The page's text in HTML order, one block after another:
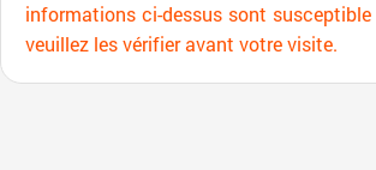
informations ci-dessus sont susceptible
veuillez les vérifier avant votre visite.